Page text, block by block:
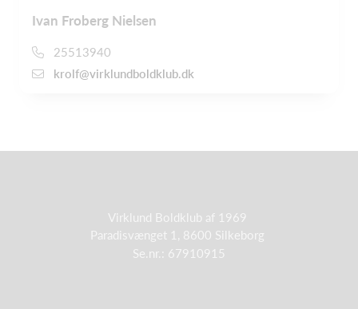
Ivan Froberg Nielsen
25513940
krolf@virklundboldklub.dk
Virklund Boldklub af 1969
Paradisvænget 1, 8600 Silkeborg
Se.nr.: 67910915